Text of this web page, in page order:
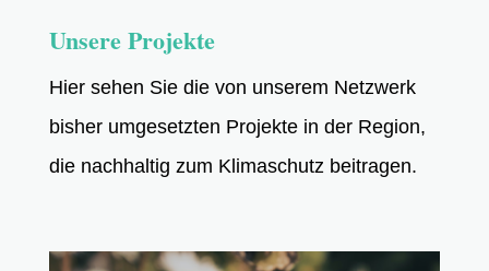
Unsere Projekte
Hier sehen Sie die von unserem Netzwerk
bisher umgesetzten Projekte in der Region,
die nachhaltig zum Klimaschutz beitragen.